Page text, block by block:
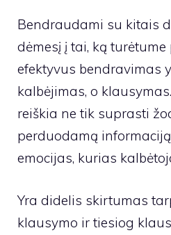
Bendraudami su kitais
dėmesį į tai, ką
efektyvus bendravimas
kalbėjimas, o
reiškia ne tik suprasti
perduodamą
emocijas, kurias
Yra didelis skirtumas
klausymo ir tiesiog